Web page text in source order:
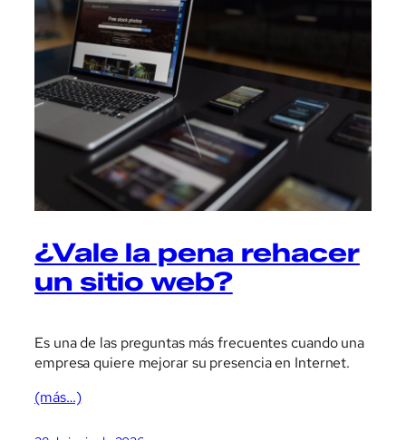
¿Vale la pena rehacer
un sitio web?
Es una de las preguntas más frecuentes cuando una
empresa quiere mejorar su presencia en Internet.
(más…)